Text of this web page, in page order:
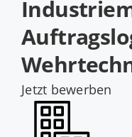
Jetzt bewerben